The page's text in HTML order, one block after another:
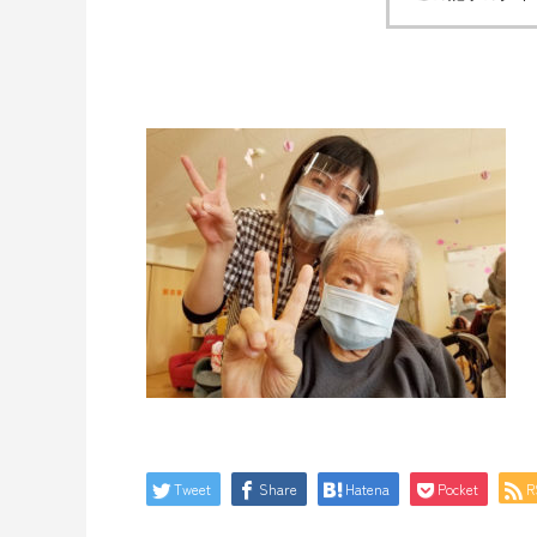
Tweet Share Hatena Pocket